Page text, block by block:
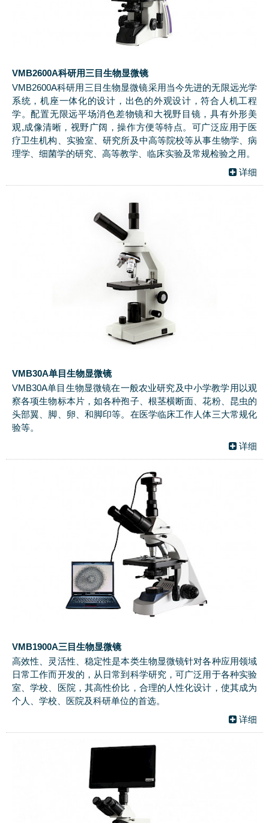
VMB2600A科研用三目生物显微镜
VMB2600A科研用三目生物显微镜采用当今先进的无限远光学
系统，机座一体化的设计，出色的外观设计，符合人机工程
学。配置无限远平场消色差物镜和大视野目镜，具有外形美
观,成像清晰，视野广阔，操作方便等特点。可广泛应用于医
疗卫生机构、实验室、研究所及中高等院校等从事生物学、病
理学、细菌学的研究、高等教学、临床实验及常规检验之用。
详细
VMB30A单目生物显微镜
VMB30A单目生物显微镜在一般农业研究及中小学教学用以观
察各项生物标本片，如各种孢子、根茎横断面、花粉、昆虫的
头部翼、脚、卵、和脚印等。在医学临床工作人体三大常规化
验等。
详细
VMB1900A三目生物显微镜
高效性、灵活性、稳定性是本类生物显微镜针对各种应用领域
日常工作而开发的，从日常到科学研究，可广泛用于各种实验
室、学校、医院，其高性价比，合理的人性化设计，使其成为
个人、学校、医院及科研单位的首选。
详细